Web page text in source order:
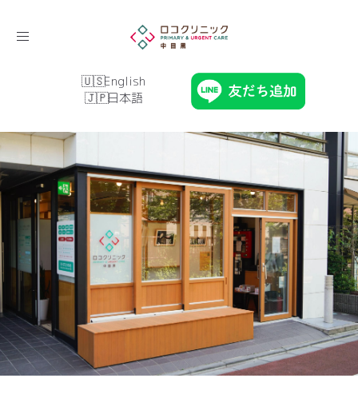
Toggle
English
日本語